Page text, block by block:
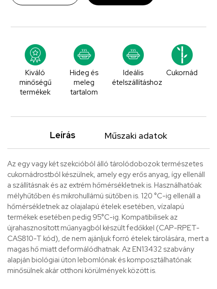
Kiváló
minőségű
termékek
Hideg és
meleg
tartalom
Ideális
ételszállításhoz
Cukornád
Leírás Műszaki adatok
Az egy vagy két szekcióból álló tárolódobozok természetes
cukornádrostból készülnek, amely egy erős anyag, így ellenáll
a szállításnak és az extrém hőmérsékletnek is. Használhatóak
mélyhűtőben és mikrohullámú sütőben is. 120 °C-ig ellenáll a
hőmérsékletnek az olajalapú ételek esetében, vízalapú
termékek esetében pedig 95°C-ig. Kompatibilisek az
újrahasznosított műanyagból készült fedőkkel (CAP-RPET-
CAS810-T kód), de nem ajánljuk forró ételek tárolására, mert a
magas hő miatt deformálódhatnak. Az EN13432 szabvány
alapján biológiai úton lebomlónak és komposztálhatónak
minősülnek akár otthoni körülmények között is.